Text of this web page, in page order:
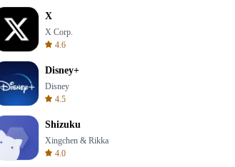
Cut The Rope
X
X Corp.
4.6
Disney+
Disney
4.5
Shizuku
Xingchen & Rikka
4.0